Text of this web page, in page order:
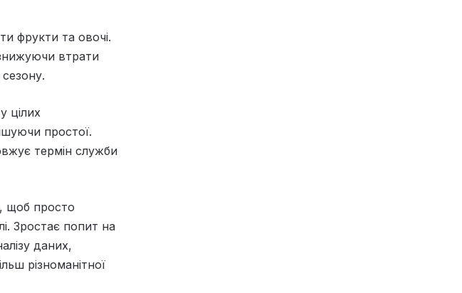
фрукти та овочі.
втрати
цілих
простої.
термін служби
щоб просто
Зростає попит на
даних,
різноманітної